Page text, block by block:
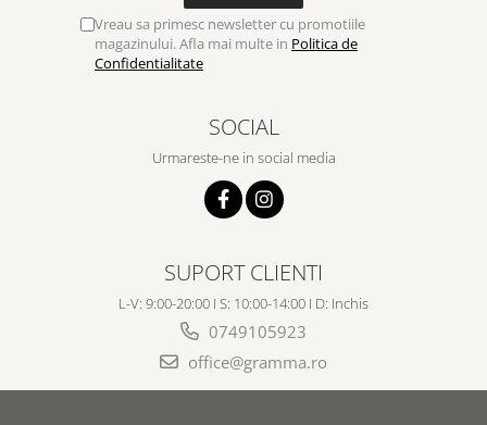
Vreau sa primesc newsletter cu promotiile
magazinului. Afla mai multe in Politica de
Confidentialitate
SOCIAL
Urmareste-ne in social media
SUPORT CLIENTI
L-V: 9:00-20:00 I S: 10:00-14:00 I D: Inchis
0749105923
office@gramma.ro